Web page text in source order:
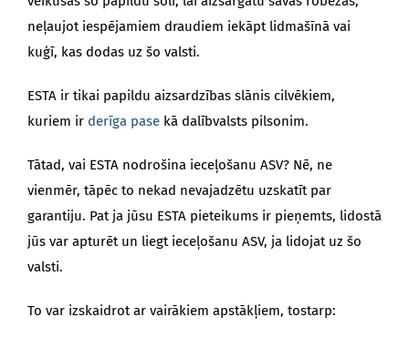
neļaujot iespējamiem draudiem iekāpt lidmašīnā vai
kuģī, kas dodas uz šo valsti.
ESTA ir tikai papildu aizsardzības slānis cilvēkiem,
kuriem ir derīga pasekā dalībvalsts pilsonim.
Tātad, vai ESTA nodrošina ieceļošanu ASV? Nē, ne
vienmēr, tāpēc to nekad nevajadzētu uzskatīt par
garantiju. Pat ja jūsu ESTA pieteikums ir pieņemts, lidostā
jūs var apturēt un liegt ieceļošanu ASV, ja lidojat uz šo
valsti.
To var izskaidrot ar vairākiem apstākļiem, tostarp: